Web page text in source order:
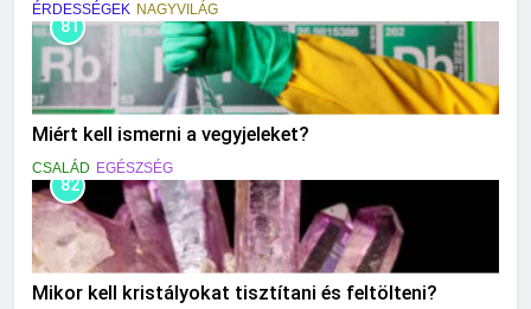
ÉRDESSÉGEK NAGYVILÁG
81
Miért kell ismerni a vegyjeleket?
CSALÁD EGÉSZSÉG
82
Mikor kell kristályokat tisztítani és feltölteni?